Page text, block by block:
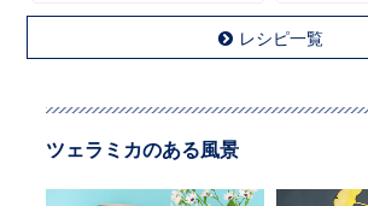
レシピ一覧
ツェラミカのある風景